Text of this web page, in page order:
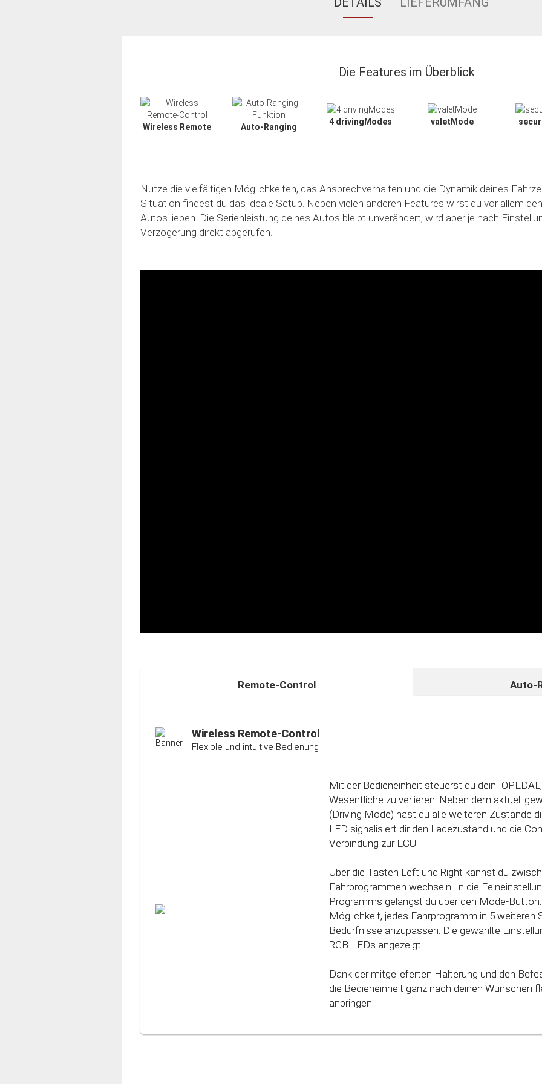
Die Features im Überblick
Wireless Remote Auto-Ranging
4 drivingModes valetMode
Nutze die vielfältigen Möglichkeiten, das Ansprechverhalten und die Dynamik deines
Situation findest du das ideale Setup. Neben vielen anderen Features wirst du vor allem
Autos lieben. Die Serienleistung deines Autos bleibt unverändert, wird aber je nach
Verzögerung direkt abgerufen.
Slide02
Remote-Control Auto-
Wireless Remote-Control
Flexible und intuitive Bedienung
Mit der Bedieneinheit steuerst du dein
Wesentliche zu verlieren. Neben dem aktuell
(Driving Mode) hast du alle weiteren Zustände
LED signalisiert dir den Ladezustand und die
Verbindung zur ECU.
Über die Tasten Left und Right kannst du
Fahrprogrammen wechseln. In die
Programms gelangst du über den Mode-
Möglichkeit, jedes Fahrprogramm in 5 weiteren
Bedürfnisse anzupassen. Die gewählte
RGB-LEDs angezeigt.
Dank der mitgelieferten Halterung und den
die Bedieneinheit ganz nach deinen Wünschen
anbringen.
Informationen des Gaspedals automatisch
optimierten individuellen Kennfeld verarbeitet.
einzelnen Fahrmodi (Fahrprogramme)
des Gaspedals angepasst. Mit Hilfe dieser
werden alle Potenziale deines Fahrzeuges